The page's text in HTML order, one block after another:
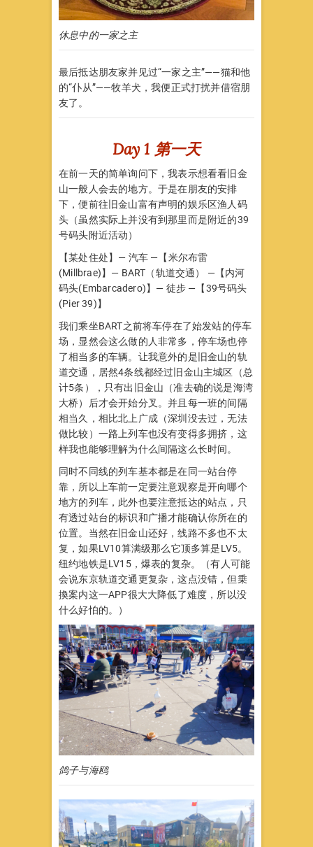
休息中的一家之主
最后抵达朋友家并见过“一家之主”——猫和他
的“仆从”——牧羊犬，我便正式打扰并借宿朋
友了。
Day 1 第一天
在前一天的简单询问下，我表示想看看旧金
山一般人会去的地方。于是在朋友的安排
下，便前往旧金山富有声明的娱乐区渔人码
头（虽然实际上并没有到那里而是附近的39
号码头附近活动）
【某处住处】— 汽车 —【米尔布雷
(Millbrae)】— BART（轨道交通） —【内河
码头(Embarcadero)】— 徒步 —【39号码头
(Pier 39)】
我们乘坐BART之前将车停在了始发站的停车
场，显然会这么做的人非常多，停车场也停
了相当多的车辆。让我意外的是旧金山的轨
道交通，居然4条线都经过旧金山主城区（总
计5条），只有出旧金山（准去确的说是海湾
大桥）后才会开始分叉。并且每一班的间隔
相当久，相比北上广成（深圳没去过，无法
做比较）一路上列车也没有变得多拥挤，这
样我也能够理解为什么间隔这么长时间。
同时不同线的列车基本都是在同一站台停
靠，所以上车前一定要注意观察是开向哪个
地方的列车，此外也要注意抵达的站点，只
有透过站台的标识和广播才能确认你所在的
位置。当然在旧金山还好，线路不多也不太
复，如果LV10算满级那么它顶多算是LV5。
纽约地铁是LV15，爆表的复杂。（有人可能
会说东京轨道交通更复杂，这点没错，但乗
換案内这一APP很大大降低了难度，所以没
什么好怕的。）
鸽子与海鸥